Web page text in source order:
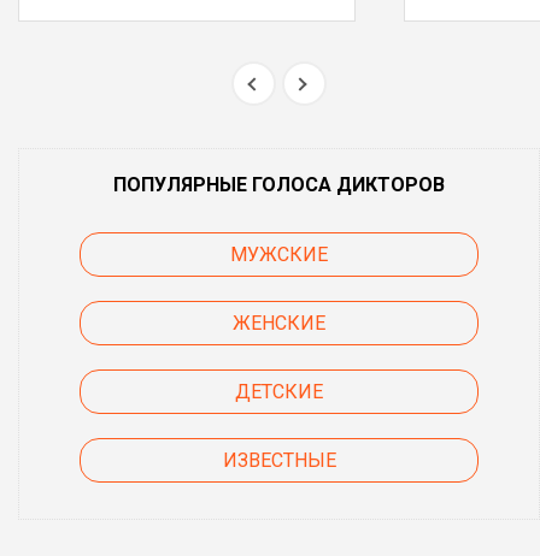
ПОПУЛЯРНЫЕ ГОЛОСА ДИКТОРОВ
МУЖСКИЕ
ЖЕНСКИЕ
ДЕТСКИЕ
ИЗВЕСТНЫЕ